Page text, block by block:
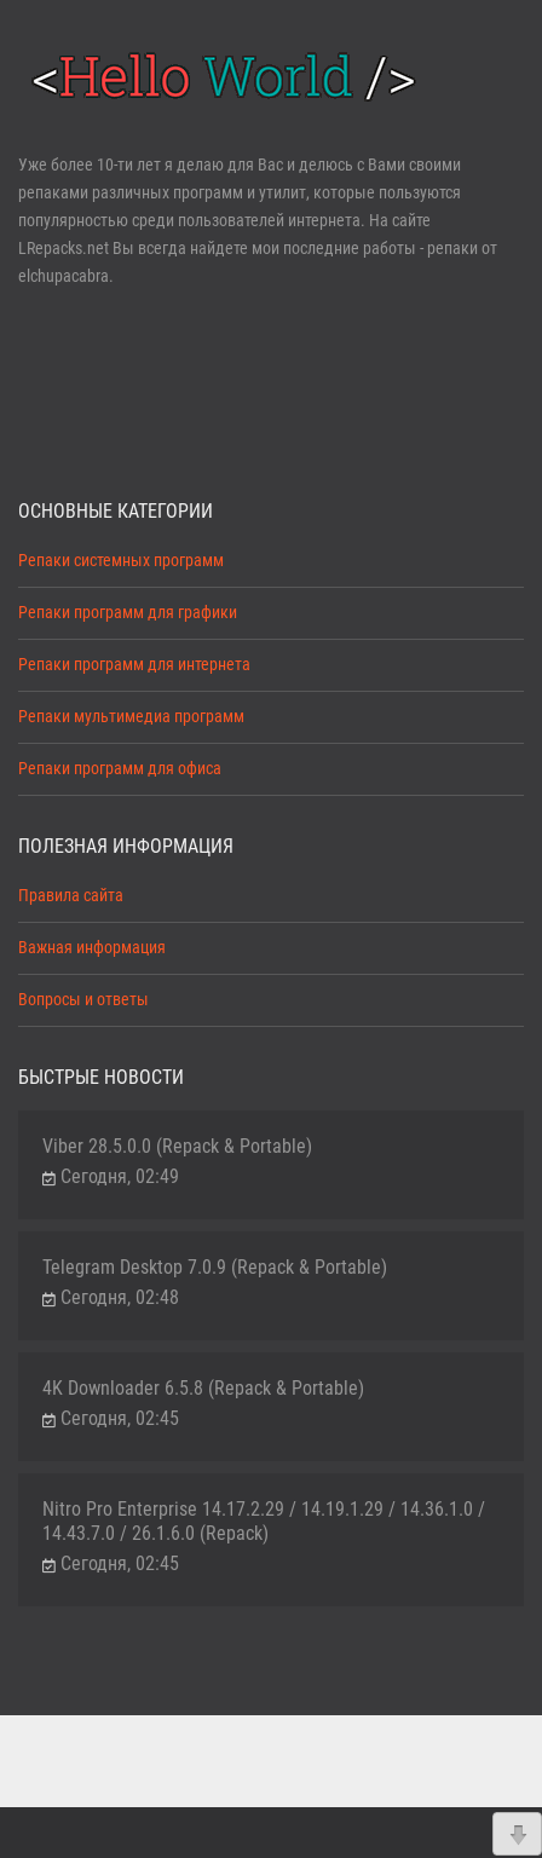
Войти
Регистрация
Забыли пароль?
Уже более 10-ти лет я делаю для Вас и делюсь с Вами своими
репаками различных программ и утилит, которые пользуются
популярностью среди пользователей интернета. На сайте
LRepacks.net Вы всегда найдете мои последние работы - репаки от
elchupacabra.
ОСНОВНЫЕ КАТЕГОРИИ
Репаки системных программ
Репаки программ для графики
Репаки программ для интернета
Репаки мультимедиа программ
Репаки программ для офиса
ПОЛЕЗНАЯ ИНФОРМАЦИЯ
Правила сайта
Важная информация
Вопросы и ответы
БЫСТРЫЕ НОВОСТИ
Viber 28.5.0.0 (Repack & Portable)
Сегодня, 02:49
Telegram Desktop 7.0.9 (Repack & Portable)
Сегодня, 02:48
4K Downloader 6.5.8 (Repack & Portable)
Сегодня, 02:45
Nitro Pro Enterprise 14.17.2.29 / 14.19.1.29 / 14.36.1.0 /
14.43.7.0 / 26.1.6.0 (Repack)
Сегодня, 02:45